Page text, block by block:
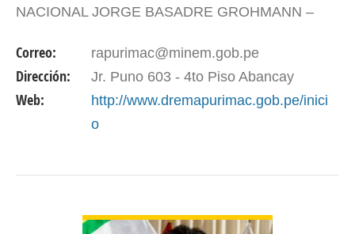
NACIONAL JORGE BASADRE GROHMANN –
DE SISTEMAS UNIVERSIDAD/INSTITUTO:
UNIVERSIDAD ALAS PERUANAS DNI: 45961243
PERIODO DE…
Correo: rapurimac@minem.gob.pe
Dirección: Jr. Puno 603 - 4to Piso Abancay
Web:
http://www.dremapurimac.gob.pe/inici
o